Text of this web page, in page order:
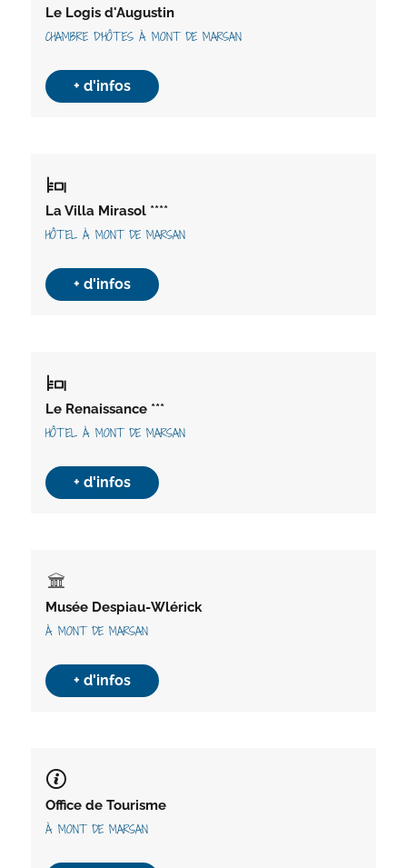
Le Logis d'Augustin
CHAMBRE D'HÔTES À MONT DE MARSAN
+ d'infos
La Villa Mirasol ****
HÔTEL À MONT DE MARSAN
+ d'infos
Le Renaissance ***
HÔTEL À MONT DE MARSAN
+ d'infos
Musée Despiau-Wlérick
À MONT DE MARSAN
+ d'infos
Office de Tourisme
À MONT DE MARSAN